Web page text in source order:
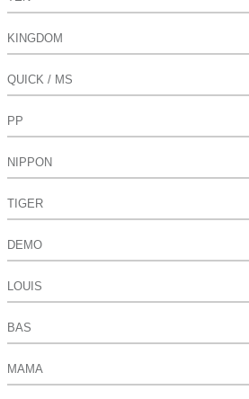
KINGDOM
QUICK / MS
PP
NIPPON
TIGER
DEMO
LOUIS
BAS
MAMA